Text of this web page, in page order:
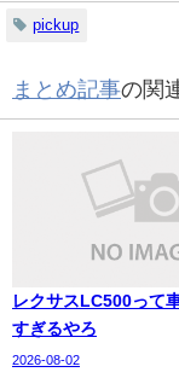
pickup
まとめ記事の関
レクサスLC500って
すぎるやろ
2026-08-02